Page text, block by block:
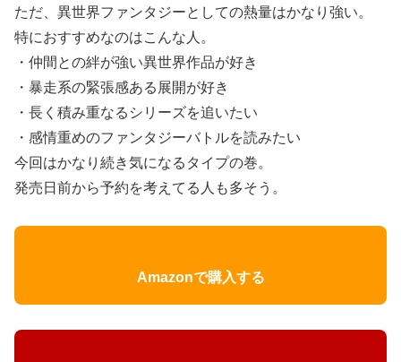
ただ、異世界ファンタジーとしての熱量はかなり強い。
特におすすめなのはこんな人。
・仲間との絆が強い異世界作品が好き
・暴走系の緊張感ある展開が好き
・長く積み重なるシリーズを追いたい
・感情重めのファンタジーバトルを読みたい
今回はかなり続き気になるタイプの巻。
発売日前から予約を考えてる人も多そう。
Amazonで購入する